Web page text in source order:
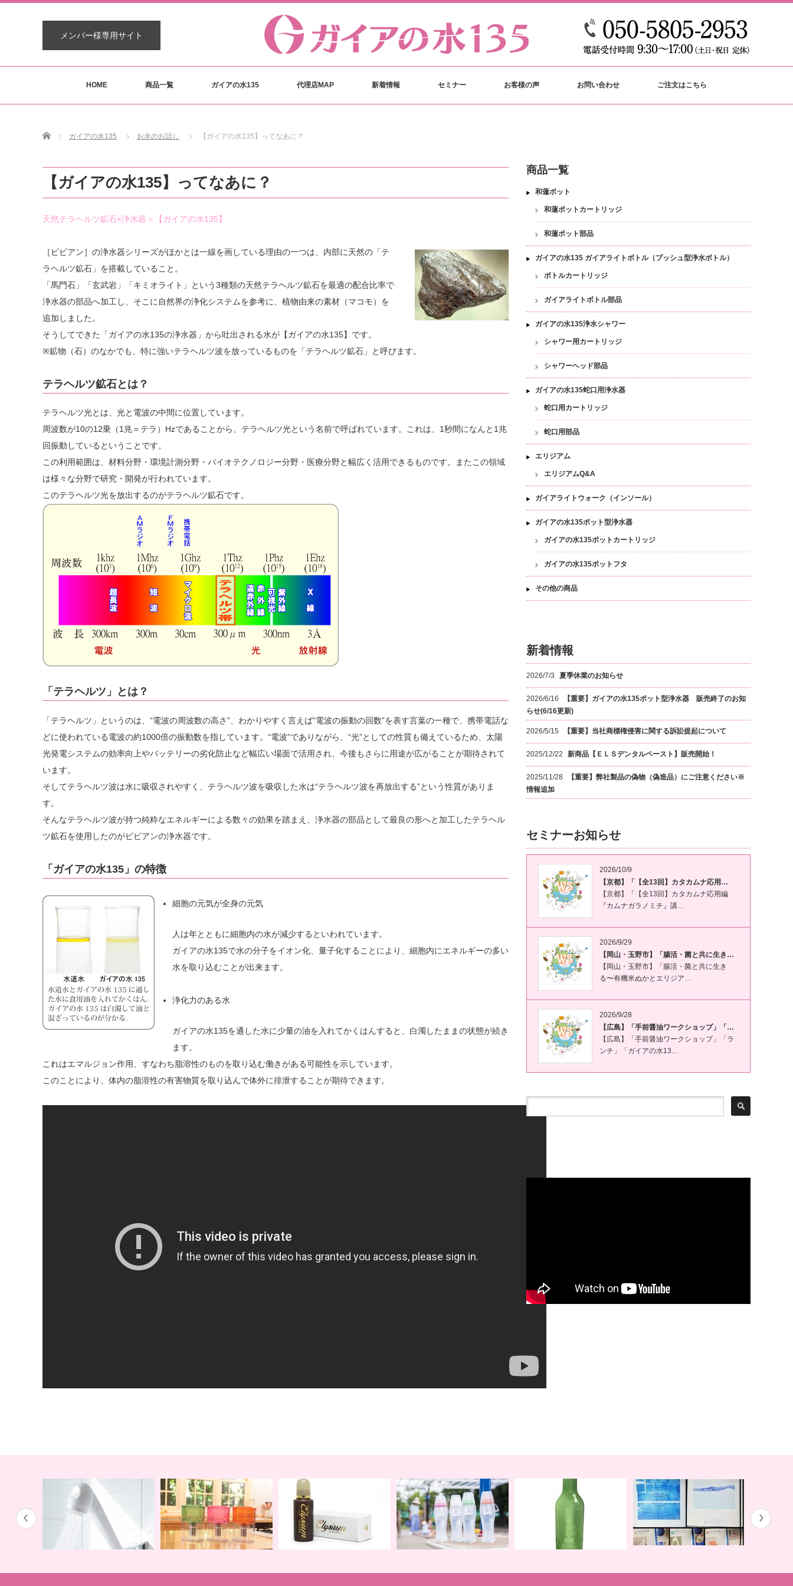
メンバー様専用サイト
HOME 商品一覧 ガイアの水135 代理店MAP 新着情報 セミナー お客様の声 お問い合わせ ご注文はこちら
Home ガイアの水135 お水のお話し 【ガイアの水135】ってなあに？
【ガイアの水135】ってなあに？
天然テラヘルツ鉱石×浄水器＝【ガイアの水135】
［ビビアン］の浄水器シリーズがほかとは一線を画している理由の一つは、内部に天然の「テ
ラヘルツ鉱石」を搭載していること。
「馬門石」「玄武岩」「キミオライト」という3種類の天然テラヘルツ鉱石を最適の配合比率で
浄水器の部品へ加工し、そこに自然界の浄化システムを参考に、植物由来の素材（マコモ）を
追加しました。
そうしてできた「ガイアの水135の浄水器」から吐出される水が【ガイアの水135】です。
※鉱物（石）のなかでも、特に強いテラヘルツ波を放っているものを「テラヘルツ鉱石」と呼びます。
テラヘルツ鉱石とは？
テラヘルツ光とは、光と電波の中間に位置しています。
周波数が10の12乗（1兆＝テラ）Hzであることから、テラヘルツ光という名前で呼ばれています。これは、1秒間になんと1兆
回振動しているということです。
この利用範囲は、材料分野・環境計測分野・バイオテクノロジー分野・医療分野と幅広く活用できるものです。またこの領域
は様々な分野で研究・開発が行われています。
このテラヘルツ光を放出するのがテラヘルツ鉱石です。
「テラヘルツ」とは？
「テラヘルツ」というのは、“電波の周波数の高さ”、わかりやすく言えば“電波の振動の回数”を表す言葉の一種で、携帯電話な
どに使われている電波の約1000倍の振動数を指しています。“電波”でありながら、“光”としての性質も備えているため、太陽
光発電システムの効率向上やバッテリーの劣化防止など幅広い場面で活用され、今後もさらに用途が広がることが期待されて
います。
そしてテラヘルツ波は水に吸収されやすく、テラヘルツ波を吸収した水は“テラヘルツ波を再放出する”という性質がありま
す。
そんなテラヘルツ波が持つ純粋なエネルギーによる数々の効果を踏まえ、浄水器の部品として最良の形へと加工したテラヘル
ツ鉱石を使用したのがビビアンの浄水器です。
「ガイアの水135」の特徴
細胞の元気が全身の元気
人は年とともに細胞内の水が減少するといわれています。
ガイアの水135で水の分子をイオン化、量子化することにより、細胞内にエネルギーの多い
水を取り込むことが出来ます。
浄化力のある水
ガイアの水135を通した水に少量の油を入れてかくはんすると、白濁したままの状態が続き
ます。
これはエマルジョン作用、すなわち脂溶性のものを取り込む働きがある可能性を示しています。
このことにより、体内の脂溶性の有害物質を取り込んで体外に排泄することが期待できます。
商品一覧
和蓮ポット
和蓮ポットカートリッジ
和蓮ポット部品
ガイアの水135 ガイアライトボトル（プッシュ型浄水ボトル）
ボトルカートリッジ
ガイアライトボトル部品
ガイアの水135浄水シャワー
シャワー用カートリッジ
シャワーヘッド部品
ガイアの水135蛇口用浄水器
蛇口用カートリッジ
蛇口用部品
エリジアム
エリジアムQ&A
ガイアライトウォーク（インソール）
ガイアの水135ポット型浄水器
ガイアの水135ポットカートリッジ
ガイアの水135ポットフタ
その他の商品
新着情報
2026/7/3 夏季休業のお知らせ
2026/6/16
【重要】ガイアの水135ポット型浄水器 販売終了のお知
らせ(6/16更新)
2026/5/15 【重要】当社商標権侵害に関する訴訟提起について
2025/12/22 新商品【ＥＬＳデンタルペースト】販売開始！
2025/11/28
【重要】弊社製品の偽物（偽造品）にご注意ください※
情報追加
セミナーお知らせ
2026/10/9
【京都】「【全13回】カタカムナ応用…
【京都】「【全13回】カタカムナ応用編
『カムナガラノミチ』講…
2026/9/29
【岡山・玉野市】「腸活・菌と共に生き…
【岡山・玉野市】「腸活・菌と共に生き
る〜有機米ぬかとエリジア…
2026/9/28
【広島】「手前醤油ワークショップ」「…
【広島】「手前醤油ワークショップ」「ラ
ンチ」「ガイアの水13…